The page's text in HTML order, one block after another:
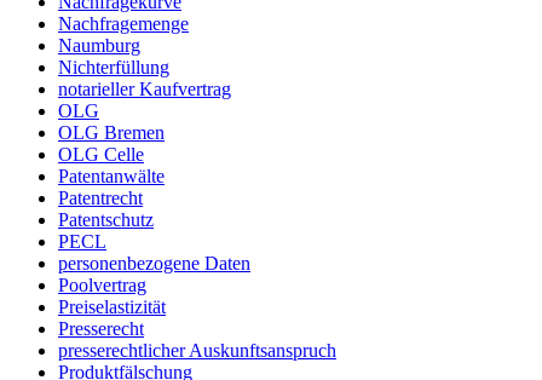
Nachfragemenge
Naumburg
Nichterfüllung
notarieller Kaufvertrag
OLG
OLG Bremen
OLG Celle
Patentanwälte
Patentrecht
Patentschutz
PECL
personenbezogene Daten
Poolvertrag
Preiselastizität
Presserecht
presserechtlicher Auskunftsanspruch
Produktfälschung